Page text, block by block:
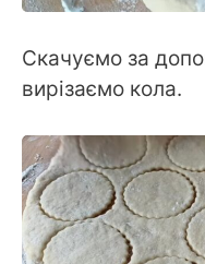
Скачуємо за
вирізаємо кола.